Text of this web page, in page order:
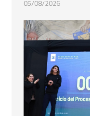
05/08/2026